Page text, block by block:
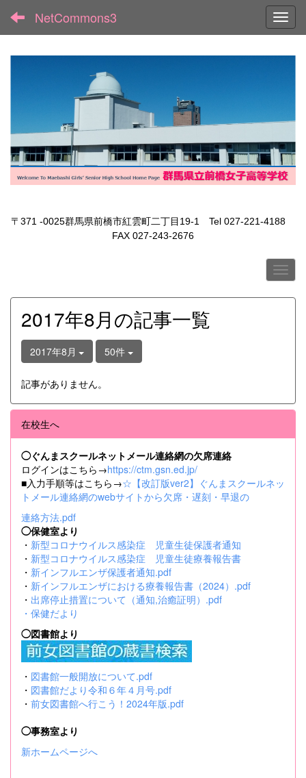
NetCommons3
〒371 -0025群馬県前橋市紅雲町二丁目19-1 Tel 027-221-4188
FAX 027-243-2676
2017年8月の記事一覧
2017年8月 50件
記事がありません。
在校生へ
◯ぐんまスクールネットメール連絡網の欠席連絡
ログインはこちら→https://ctm.gsn.ed.jp/
■入力手順等はこちら→☆【改訂版ver2】ぐんまスクールネッ
トメール連絡網のwebサイトから欠席・遅刻・早退の
連絡方法.pdf
◯保健室より
・ 新型コロナウイルス感染症 児童生徒保護者通知
・ 新型コロナウイルス感染症 児童生徒療養報告書
・ 新インフルエンザ保護者通知.pdf
・ 新インフルエンザにおける療養報告書（2024）.pdf
・ 出席停止措置について（通知,治癒証明）.pdf
・ 保健だより
◯図書館より
・ 図書館一般開放について.pdf
・ 図書館だより令和６年４月号.pdf
・ 前女図書館へ行こう！2024年版.pdf
◯事務室より
新ホームページへ